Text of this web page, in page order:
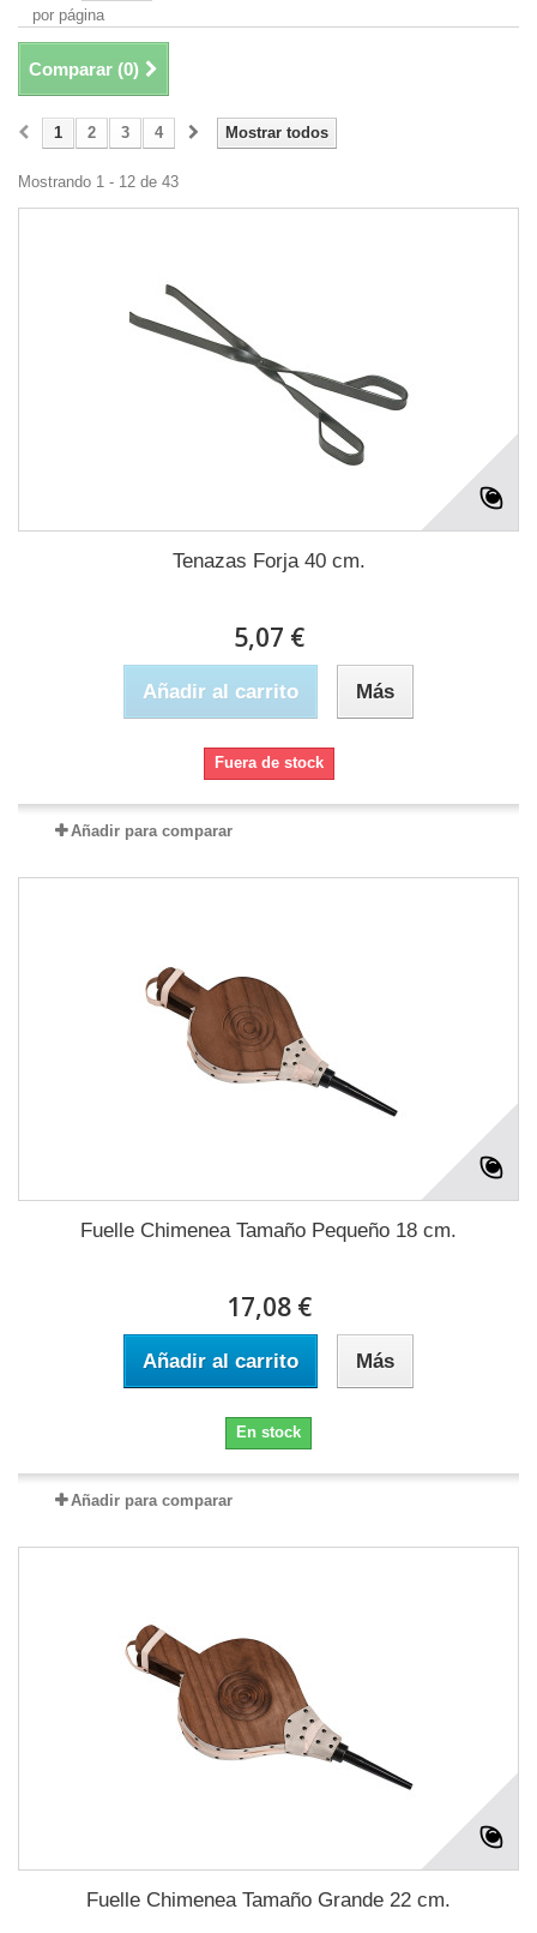
por página
Comparar (0)
Mostrar todos
1 2 3 4
Mostrando 1 - 12 de 43
Tenazas Forja 40 cm.
5,07 €
Añadir al carrito Más
Fuera de stock
Añadir para comparar
Fuelle Chimenea Tamaño Pequeño 18 cm.
17,08 €
Añadir al carrito Más
En stock
Añadir para comparar
Fuelle Chimenea Tamaño Grande 22 cm.